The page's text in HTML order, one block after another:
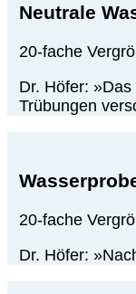
Neutrale
20-fache
Dr. Höfer:
Trübungen
20-fache
Dr. Höfer: